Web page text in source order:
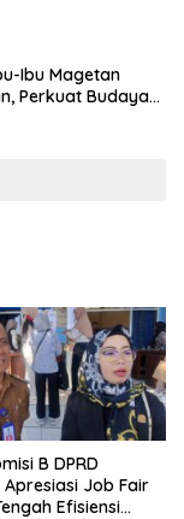
Ibu Magetan
Perkuat Budaya
B DPRD
Job Fair
Efisiensi